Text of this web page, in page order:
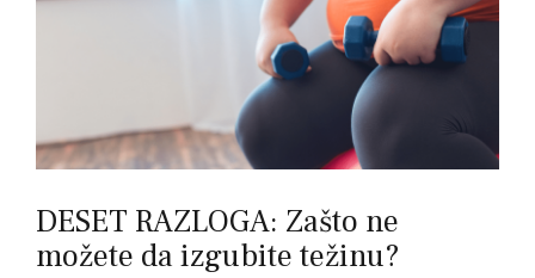
DESET RAZLOGA: Zašto ne
možete da izgubite težinu?